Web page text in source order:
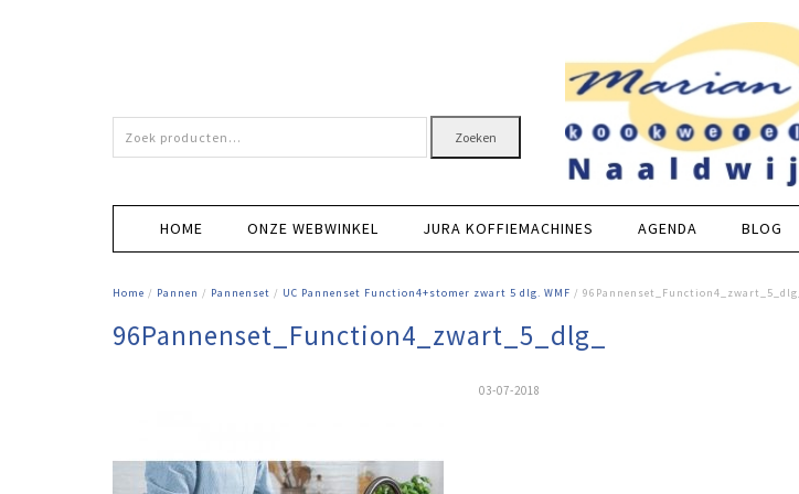
Zoeken
naar:
Zoeken
HOME ONZE WEBWINKEL JURA KOFFIEMACHINES AGENDA BLOG
Home / Pannen / Pannenset / UC Pannenset Function4+stomer zwart 5 dlg. WMF / 96Pannenset_Function4_zwart_5_dlg_
96Pannenset_Function4_zwart_5_dlg_
03-07-2018